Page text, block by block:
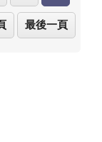
最後一頁